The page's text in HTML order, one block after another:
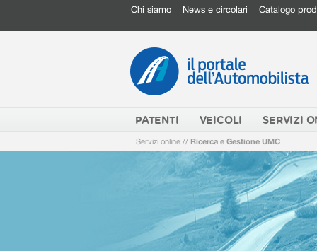
Chi siamo News e circolari Catalogo
PATENTI VEICOLI SERVIZI
Servizi online // Ricerca e Gestione UMC